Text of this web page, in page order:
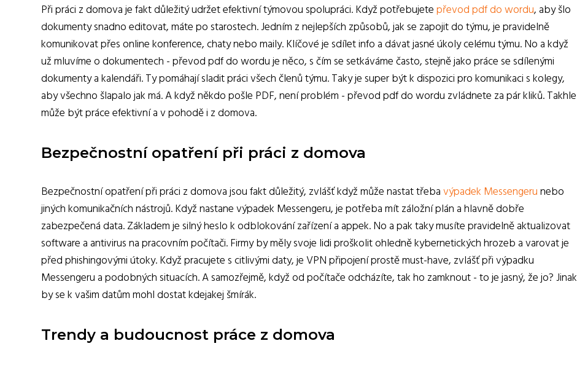
Při práci z domova je fakt důležitý udržet efektivní týmovou spolupráci. Když potřebujetepřevod pdf do wordu, aby šlo
dokumenty snadno editovat, máte po starostech. Jedním z nejlepších způsobů, jak se zapojit do týmu, je pravidelně
komunikovat přes online konference, chaty nebo maily. Klíčové je sdílet info a dávat jasné úkoly celému týmu. No a když
už mluvíme o dokumentech - převod pdf do wordu je něco, s čím se setkáváme často, stejně jako práce se sdílenými
dokumenty a kalendáři. Ty pomáhají sladit práci všech členů týmu. Taky je super být k dispozici pro komunikaci s kolegy,
aby všechno šlapalo jak má. A když někdo pošle PDF, není problém - převod pdf do wordu zvládnete za pár kliků. Takhle
může být práce efektivní a v pohodě i z domova.
Bezpečnostní opatření při práci z domova
Bezpečnostní opatření při práci z domova jsou fakt důležitý, zvlášť když může nastat třebavýpadek Messengerunebo
jiných komunikačních nástrojů. Když nastane výpadek Messengeru, je potřeba mít záložní plán a hlavně dobře
zabezpečená data. Základem je silný heslo k odblokování zařízení a appek. No a pak taky musíte pravidelně aktualizovat
software a antivirus na pracovním počítači. Firmy by měly svoje lidi proškolit ohledně kybernetických hrozeb a varovat je
před phishingovými útoky. Když pracujete s citlivými daty, je VPN připojení prostě must-have, zvlášť při výpadku
Messengeru a podobných situacích. A samozřejmě, když od počítače odcházíte, tak ho zamknout - to je jasný, že jo? Jinak
by se k vašim datům mohl dostat kdejakej šmírák.
Trendy a budoucnost práce z domova